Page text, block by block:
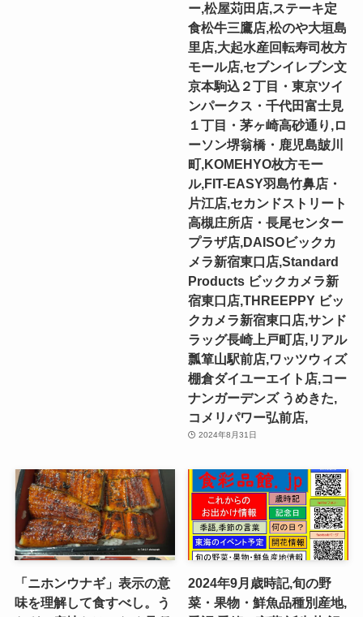
ー,松屋苅田店,ステーキ定
食松牛三鷹店,松のや大垣島
里店,大起水産回転寿司枚方
モール店,セブンイレブン文
京本駒込２丁目・東京ツイ
ンパークス・千代田富士見
１丁目・茅ヶ崎高砂通り,ロ
ーソン堺翁橋・鹿児島皷川
町,KOMEHYO枚方モー
ル,FIT-EASY羽島竹鼻店・
片江店,セカンドストリート
高槻庄所店・長尾センター
プラザ店,DAISOビックカ
メラ新宿東口店,Standard
Products ビックカメラ新
宿東口店,THREEPPY ビッ
クカメラ新宿東口店,サンド
ラッグ長崎上戸町店,リアル
瓢箪山駅前店,ワッツウィズ
棚倉ダイユーエイト店,コー
ナンガーデンズ うめきた,
コメリパワー弘前店,
2024年8月31日
「ニホンウナギ」表示の意
味を理解して食すべし。う
2024年9月歳時記,旬の野
菜・果物・鮮魚品種別産地,